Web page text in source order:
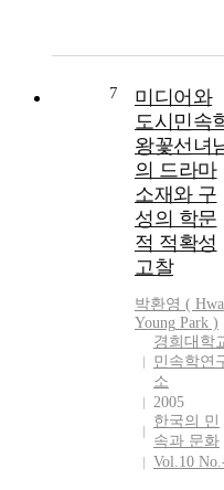
7
미디어와
도시민속
왕꽃선녀
의 드라마
소재와 구
성의 학문
적 적확성
고찰
박환영 (
Young Park )
경희대학
민속학연
소
2005
한국의 민
속과 문화
Vol.10